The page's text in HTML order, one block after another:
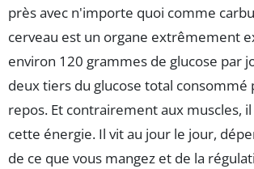
près avec n'importe quoi comme
cerveau est un organe extrêmement
environ 120 grammes de glucose par
deux tiers du glucose total consommé
repos. Et contrairement aux muscles,
cette énergie. Il vit au jour le jour,
de ce que vous mangez et de la